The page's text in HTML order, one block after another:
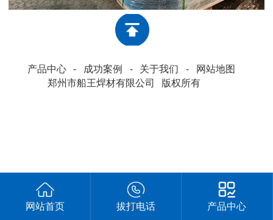
产品中心 - 成功案例 - 关于我们 -
网站地图
郑州市船王焊材有限公司
版权所有
网站首页 拔打电话 产品中心